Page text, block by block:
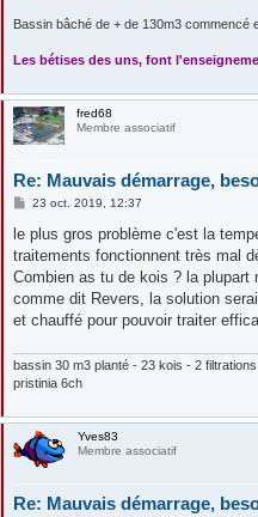
Bassin bâché de + de 130m3 commencé
Les bétises des uns, font
fred68
Membre associatif
Re: Mauvais démarrage,
M
s
s
a
g
23 oct. 2019, 12:37
le plus gros problème c'est la
traitements fonctionnent très mal
Combien as tu de kois ? la plupart
comme dit Revers, la solution
et chauffé pour pouvoir traiter
bassin 30 m3 planté - 23 kois - 2
pristinia 6ch
Yves83
Membre associatif
Re: Mauvais démarrage,